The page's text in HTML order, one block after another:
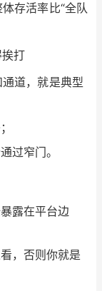
存活率比“全队
打
道，就是典型
过窄门。
露在平台边
，否则你就是